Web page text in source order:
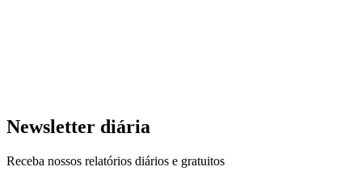
Newsletter diária
Receba nossos relatórios diários e gratuitos